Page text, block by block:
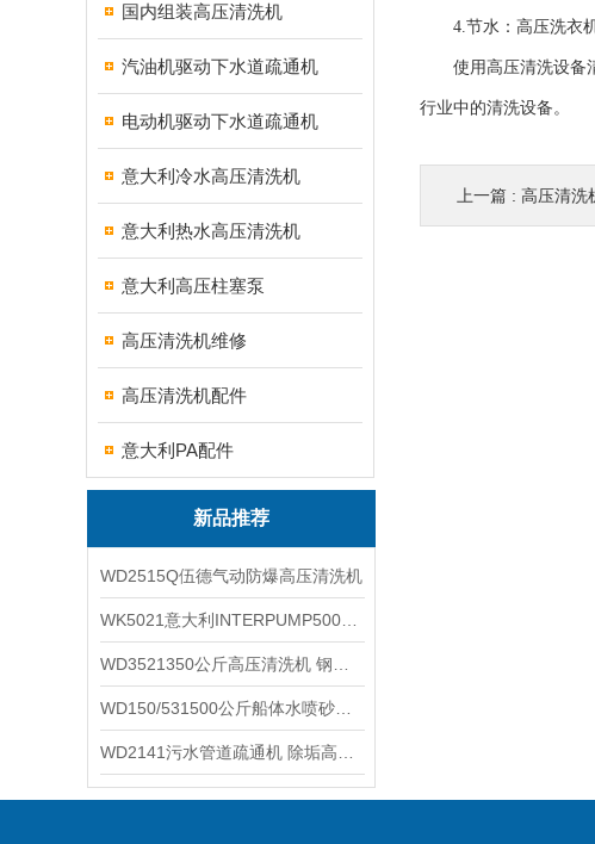
国内组装高压清洗机
汽油机驱动下水道疏通机
电动机驱动下水道疏通机
意大利冷水高压清洗机
意大利热水高压清洗机
意大利高压柱塞泵
高压清洗机维修
高压清洗机配件
意大利PA配件
新品推荐
WD2515Q伍德气动防爆高压清洗机
4.节水：高压洗衣机
使用高压清洗设备清
行业中的清洗设备。
上一篇 : 高压清洗